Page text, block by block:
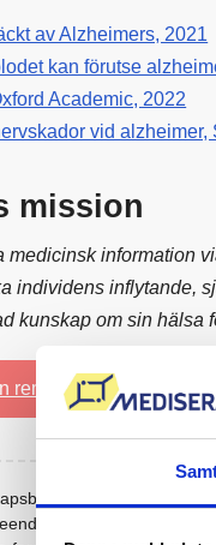
av Alzheimers, 2021
kan förutse
Academic, 2022
vid
mission
medicinsk information
individens inflytande,
kunskap om sin hälsa
remiss
skall betraktas
råd eller